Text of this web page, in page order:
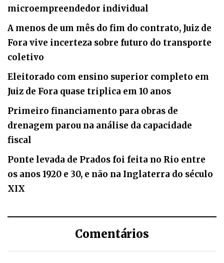
microempreendedor individual
A menos de um mês do fim do contrato, Juiz de
Fora vive incerteza sobre futuro do transporte
coletivo
Eleitorado com ensino superior completo em
Juiz de Fora quase triplica em 10 anos
Primeiro financiamento para obras de
drenagem parou na análise da capacidade
fiscal
Ponte levada de Prados foi feita no Rio entre
os anos 1920 e 30, e não na Inglaterra do século
XIX
Comentários